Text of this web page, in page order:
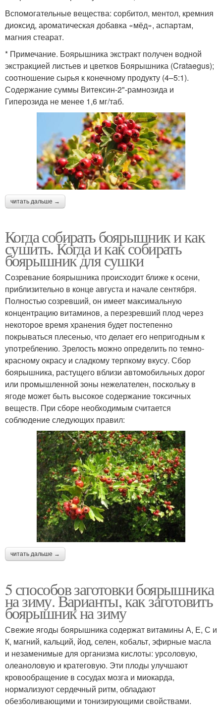
Вспомогательные вещества: сорбитол, ментол, кремния
диоксид, ароматическая добавка «мёд», аспартам,
магния стеарат.
* Примечание. Боярышника экстракт получен водной
экстракцией листьев и цветков Боярышника (Crataegus);
соотношение сырья к конечному продукту (4–5:1).
Содержание суммы Витексин-2"-рамнозида и
Гиперозида не менее 1,6 мг/таб.
читать дальше →
Когда собирать боярышник и как
сушить. Когда и как собирать
боярышник для сушки
Созревание боярышника происходит ближе к осени,
приблизительно в конце августа и начале сентября.
Полностью созревший, он имеет максимальную
концентрацию витаминов, а перезревший плод через
некоторое время хранения будет постепенно
покрываться плесенью, что делает его непригодным к
употреблению. Зрелость можно определить по темно-
красному окрасу и сладкому терпкому вкусу. Сбор
боярышника, растущего вблизи автомобильных дорог
или промышленной зоны нежелателен, поскольку в
ягоде может быть высокое содержание токсичных
веществ. При сборе необходимым считается
соблюдение следующих правил:
читать дальше →
5 способов заготовки боярышника
на зиму. Варианты, как заготовить
боярышник на зиму
Свежие ягоды боярышника содержат витамины А, Е, С и
К, магний, кальций, йод, селен, кобальт, эфирные масла
и незаменимые для организма кислоты: урсоловую,
олеаноловую и кратеговую. Эти плоды улучшают
кровообращение в сосудах мозга и миокарда,
нормализуют сердечный ритм, обладают
обезболивающими и тонизирующими свойствами.